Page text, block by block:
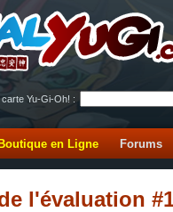
Yu-Gi-Oh! :
Boutique en Ligne Forums
l'évaluation